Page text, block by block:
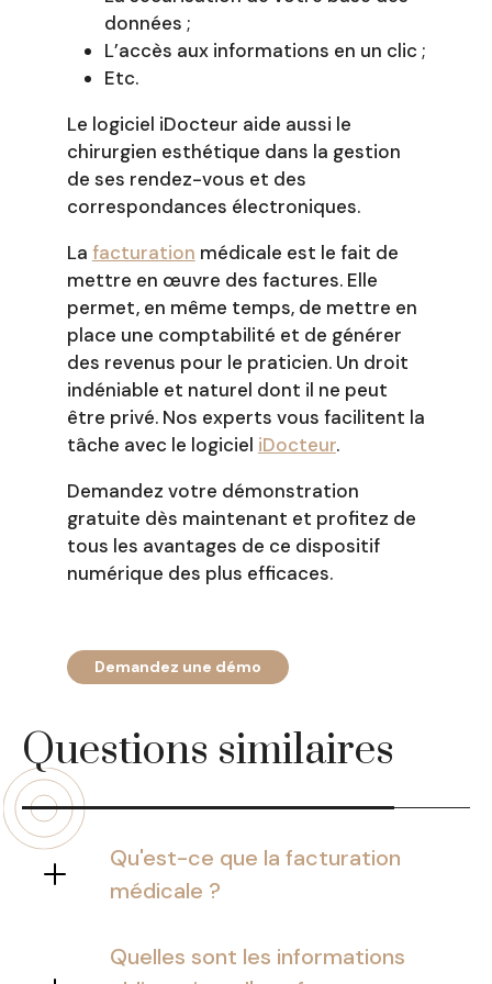
données ;
L’accès aux informations en un clic ;
Etc.
Le logiciel iDocteur aide aussi le
chirurgien esthétique dans la gestion
de ses rendez-vous et des
correspondances électroniques.
La facturation médicale est le fait de
mettre en œuvre des factures. Elle
permet, en même temps, de mettre en
place une comptabilité et de générer
des revenus pour le praticien. Un droit
indéniable et naturel dont il ne peut
être privé. Nos experts vous facilitent la
tâche avec le logiciel iDocteur.
Demandez votre démonstration
gratuite dès maintenant et profitez de
tous les avantages de ce dispositif
numérique des plus efficaces.
Demandez une démo
Questions similaires
Qu'est-ce que la facturation
médicale ?
d’élaborer des factures dans le
domaine de la santé.
Quelles sont les informations